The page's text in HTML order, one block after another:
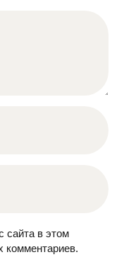
сайта в этом
комментариев.